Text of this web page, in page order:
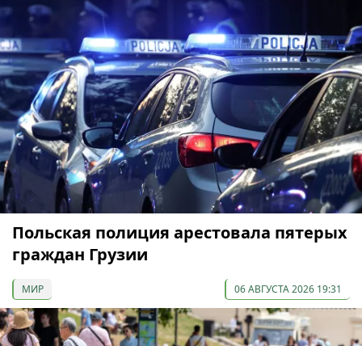
Польская полиция арестовала пятерых
граждан Грузии
МИР 06 АВГУСТА 2026 19:31